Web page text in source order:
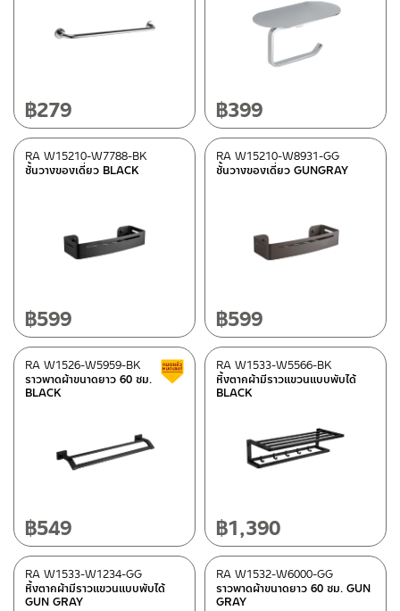
Type
Rasland-Accessories(14)
Rasland-fittings
REVERSE COLLECTION
Status
New Arrival สินค้าใหม่ ปี 2026
(2)
Normal stock level
(1)
Clearance sale
In stock
฿279 ฿399
ชั้นวางของเดี่ยว BLACK
RA W15210-W7788-BK
฿599
ชั้นวางของเดี่ยว GUNGRAY
RA W15210-W8931-GG
฿599
ราวพาดผ้าขนาดยาว 60 ซม.
BLACK
RA W1526-W5959-BK Clearance sale
฿549
หิ้งตากผ้ามีราวแขวนแบบพับได้
BLACK
RA W1533-W5566-BK
฿1,390
หิ้งตากผ้ามีราวแขวนแบบพับได้
GUN GRAY
RA W1533-W1234-GG
ราวพาดผ้าขนาดยาว 60 ซม. GUN
GRAY
RA W1532-W6000-GG